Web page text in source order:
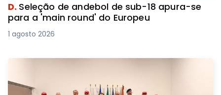
D. Seleção de andebol de sub-18 apura-se
para a 'main round' do Europeu
1 agosto 2026